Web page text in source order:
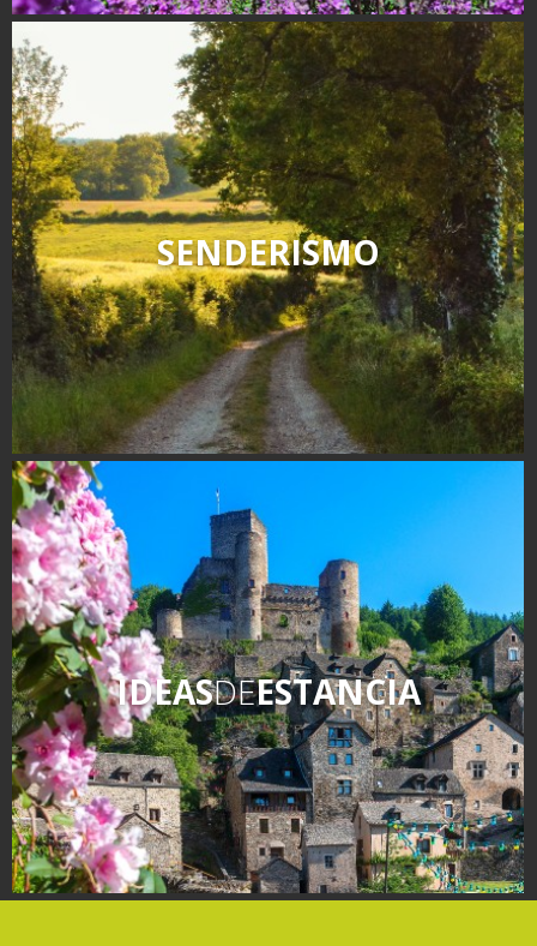
SENDERISMO
IDEASDEESTANCIA